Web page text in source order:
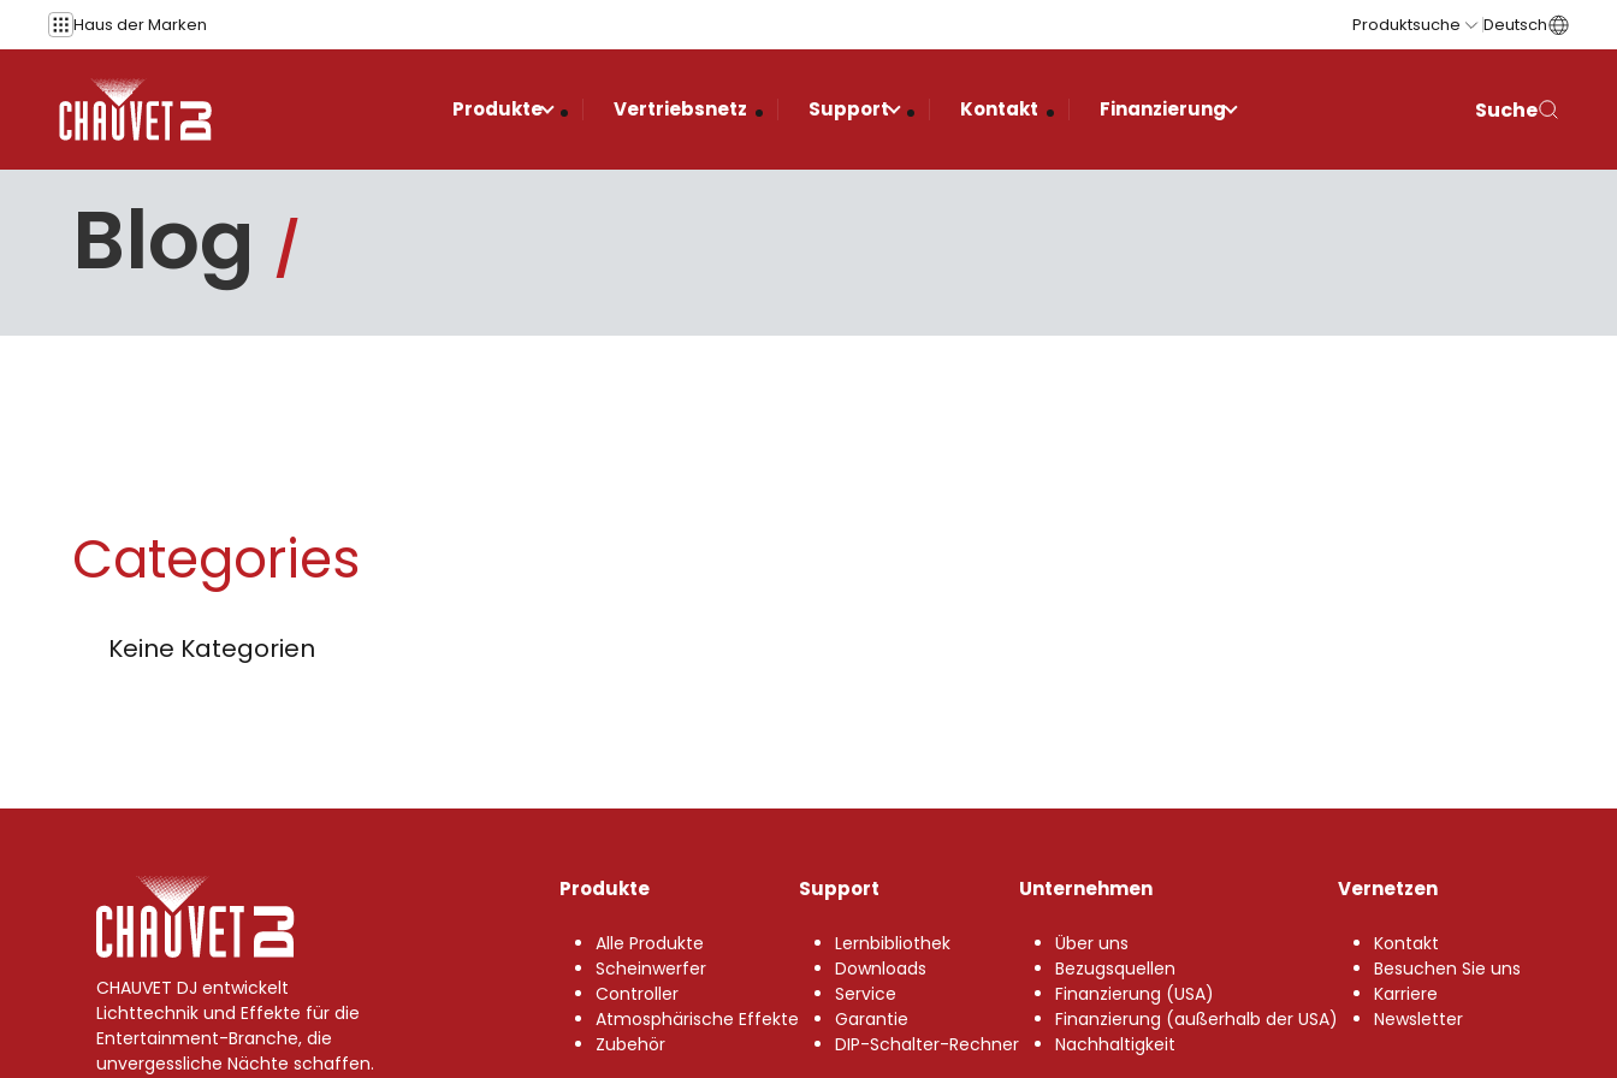
Zum Inhalt springen
Haus derMarken Produktsuche Deutsch
Produkte Vertriebsnetz Support Kontakt Finanzierung Suche
Blog
Categories
Keine Kategorien
CHAUVET DJ entwickelt
Lichttechnik und Effekte für die
Entertainment-Branche, die
unvergessliche Nächte schaffen.
Produkte
Alle Produkte
Scheinwerfer
Controller
Atmosphärische Effekte
Zubehör
Support
Lernbibliothek
Downloads
Service
Garantie
DIP-Schalter-Rechner
Unternehmen
Über uns
Bezugsquellen
Finanzierung (USA)
Finanzierung (außerhalb der USA)
Nachhaltigkeit
Vernetzen
Kontakt
Besuchen Sie uns
Karriere
Newsletter